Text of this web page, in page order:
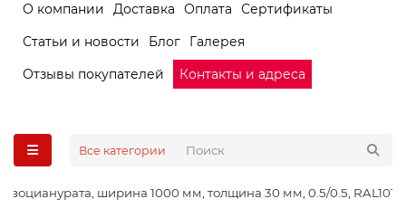
О компании Доставка Оплата
Сертификаты
Статьи и новости
Блог
Галерея
Отзывы покупателей
Контакты и адреса
Все категории
ширина 1000 мм, толщина 30 мм, 0.5/0.5, RAL1018